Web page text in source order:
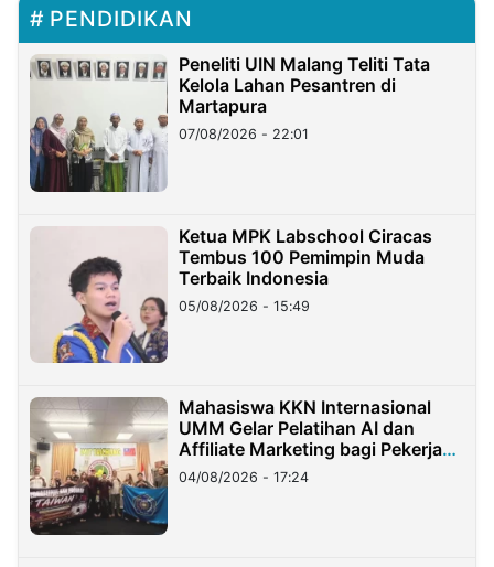
PENDIDIKAN
Peneliti UIN Malang Teliti Tata
Kelola Lahan Pesantren di
Martapura
07/08/2026 - 22:01
Ketua MPK Labschool Ciracas
Tembus 100 Pemimpin Muda
Terbaik Indonesia
05/08/2026 - 15:49
Mahasiswa KKN Internasional
UMM Gelar Pelatihan AI dan
Affiliate Marketing bagi Pekerja
Migran Indonesia di Taiwan
04/08/2026 - 17:24